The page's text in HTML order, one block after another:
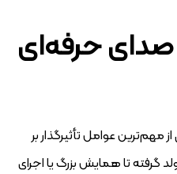
صدای حرفه‌ای
مهم‌ترین عوامل تأثیرگذار بر
گرفته تا همایش‌ بزرگ یا اجرای